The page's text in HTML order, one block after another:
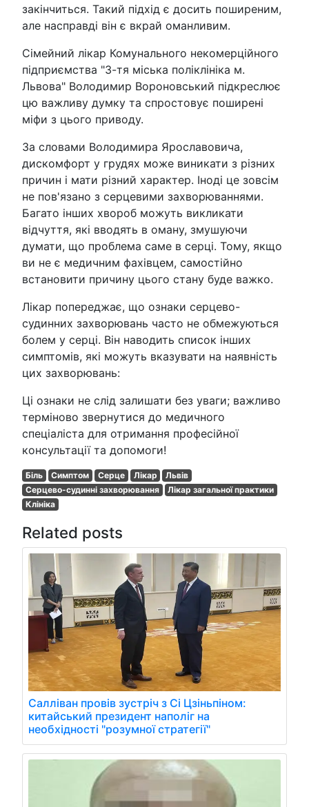
закінчиться. Такий підхід є досить поширеним,
але насправді він є вкрай оманливим.
Сімейний лікар Комунального некомерційного
підприємства "3-тя міська поліклініка м.
Львова" Володимир Вороновський підкреслює
цю важливу думку та спростовує поширені
міфи з цього приводу.
За словами Володимира Ярославовича,
дискомфорт у грудях може виникати з різних
причин і мати різний характер. Іноді це зовсім
не пов'язано з серцевими захворюваннями.
Багато інших хвороб можуть викликати
відчуття, які вводять в оману, змушуючи
думати, що проблема саме в серці. Тому, якщо
ви не є медичним фахівцем, самостійно
встановити причину цього стану буде важко.
Лікар попереджає, що ознаки серцево-
судинних захворювань часто не обмежуються
болем у серці. Він наводить список інших
симптомів, які можуть вказувати на наявність
цих захворювань:
Ці ознаки не слід залишати без уваги; важливо
терміново звернутися до медичного
спеціаліста для отримання професійної
консультації та допомоги!
Біль Симптом Серце Лікар
Львів
Серцево-судинні захворювання
Лікар загальної практики
Клініка
Related posts
Салліван провів зустріч з Сі Цзіньпіном:
китайський президент наполіг на
необхідності "розумної стратегії"